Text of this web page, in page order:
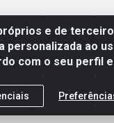
e de
personalizada ao
com o seu perfil
Distribuidora LTDA -